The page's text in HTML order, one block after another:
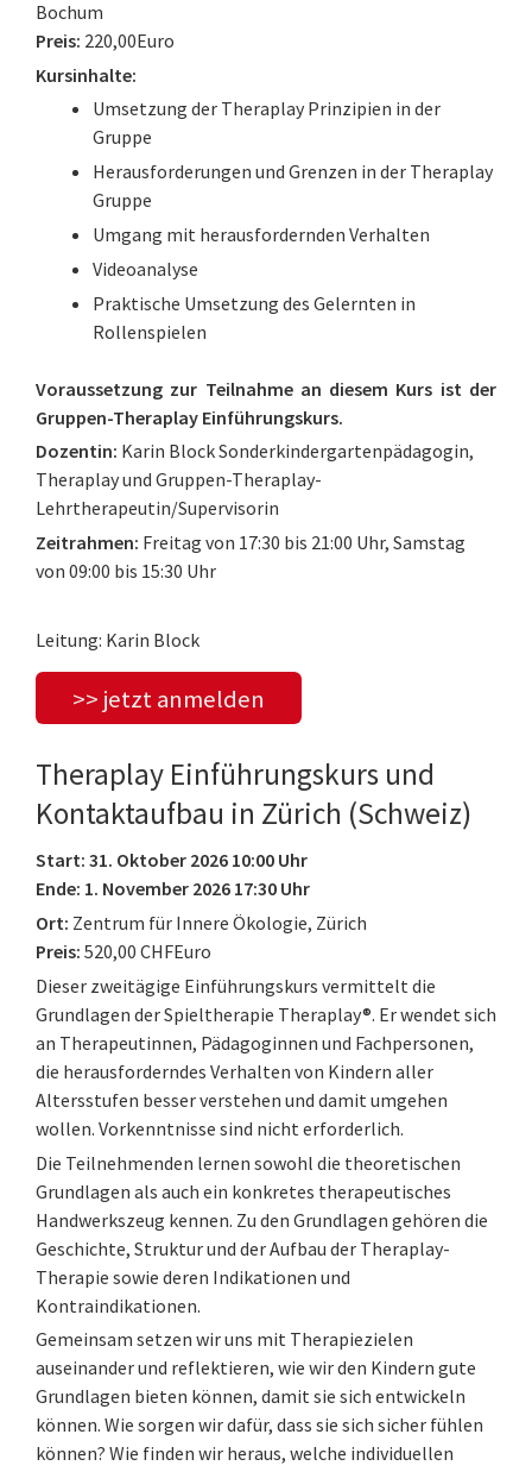
Bochum
Preis: 220,00Euro
Kursinhalte:
Umsetzung der Theraplay Prinzipien in der
Gruppe
Herausforderungen und Grenzen in der Theraplay
Gruppe
Umgang mit herausfordernden Verhalten
Videoanalyse
Praktische Umsetzung des Gelernten in
Rollenspielen
Voraussetzung zur Teilnahme an diesem Kurs ist der
Gruppen-Theraplay Einführungskurs.
Dozentin: Karin Block Sonderkindergartenpädagogin,
Theraplay und Gruppen-Theraplay-
Lehrtherapeutin/Supervisorin
Zeitrahmen: Freitag von 17:30 bis 21:00 Uhr, Samstag
von 09:00 bis 15:30 Uhr
Leitung: Karin Block
>> jetzt anmelden
Theraplay Einführungskurs und
Kontaktaufbau in Zürich (Schweiz)
Start: 31. Oktober 2026 10:00 Uhr
Ende: 1. November 2026 17:30 Uhr
Ort: Zentrum für Innere Ökologie, Zürich
Preis: 520,00 CHFEuro
Dieser zweitägige Einführungskurs vermittelt die
Grundlagen der Spieltherapie Theraplay®. Er wendet sich
an Therapeutinnen, Pädagoginnen und Fachpersonen,
die herausforderndes Verhalten von Kindern aller
Altersstufen besser verstehen und damit umgehen
wollen. Vorkenntnisse sind nicht erforderlich.
Die Teilnehmenden lernen sowohl die theoretischen
Grundlagen als auch ein konkretes therapeutisches
Handwerkszeug kennen. Zu den Grundlagen gehören die
Geschichte, Struktur und der Aufbau der Theraplay-
Therapie sowie deren Indikationen und
Kontraindikationen.
Gemeinsam setzen wir uns mit Therapiezielen
auseinander und reflektieren, wie wir den Kindern gute
Grundlagen bieten können, damit sie sich entwickeln
können. Wie sorgen wir dafür, dass sie sich sicher fühlen
können? Wie finden wir heraus, welche individuellen